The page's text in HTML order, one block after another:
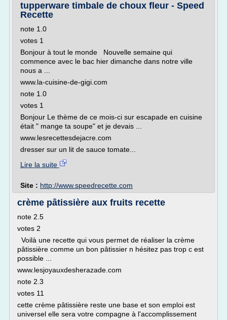
tupperware timbale de choux fleur - Speed
Recette
note 1.0
votes 1
Bonjour à tout le monde Nouvelle semaine qui
commence avec le bac hier dimanche dans notre ville
nous a ...
www.la-cuisine-de-gigi.com
note 1.0
votes 1
Bonjour Le thème de ce mois-ci sur escapade en cuisine
était " mange ta soupe" et je devais ...
www.lesrecettesdejacre.com
dresser sur un lit de sauce tomate...
Lire la suite
Site : http://www.speedrecette.com
crème pâtissière aux fruits recette
note 2.5
votes 2
Voilà une recette qui vous permet de réaliser la crème
pâtissière comme un bon pâtissier n hésitez pas trop c est
possible ...
www.lesjoyauxdesherazade.com
note 2.3
votes 11
cette crème pâtissière reste une base et son emploi est
universel elle sera votre compagne à l'accomplissement